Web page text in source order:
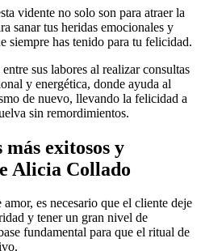
vidente no solo son para atraer la
sanar tus heridas emocionales y
siempre has tenido para tu felicidad.
sus labores al realizar consultas
y energética, donde ayuda al
de nuevo, llevando la felicidad a
sin remordimientos.
exitosos y
Alicia Collado
es necesario que el cliente deje
y tener un gran nivel de
fundamental para que el ritual de